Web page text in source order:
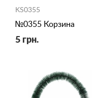
KS0355
№0355 Корзина
5 грн.